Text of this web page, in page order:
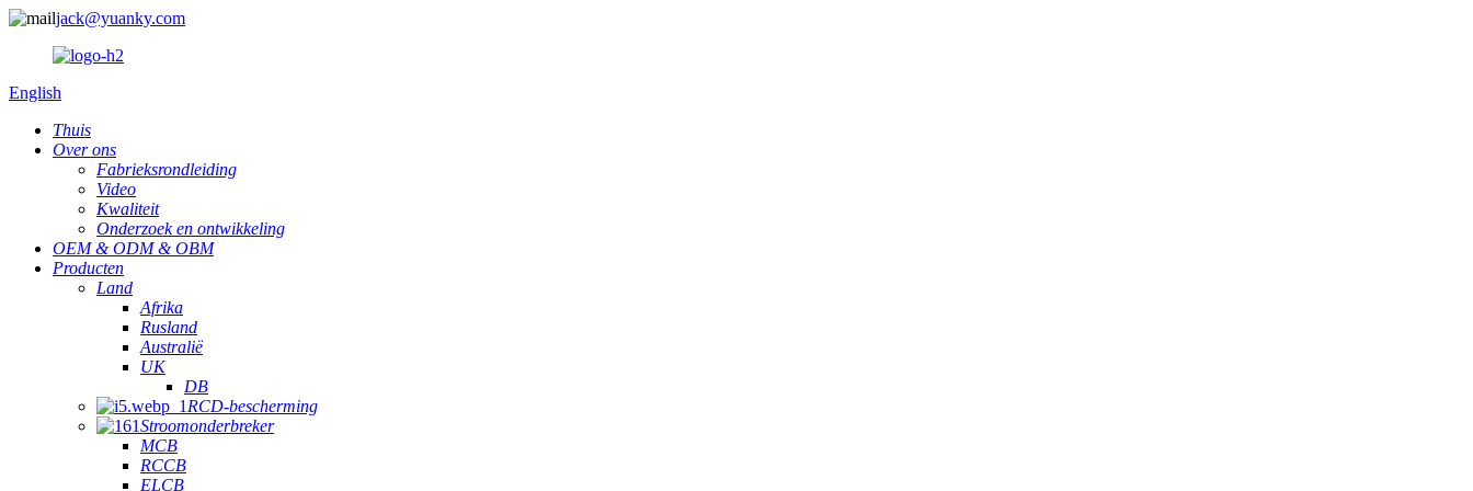
jack@yuanky.com
English
Thuis
Over ons
Fabrieksrondleiding
Video
Kwaliteit
Onderzoek en ontwikkeling
OEM & ODM & OBM
Producten
Land
Afrika
Rusland
Australië
UK
DB
RCD-bescherming
Stroomonderbreker
MCB
RCCB
ELCB